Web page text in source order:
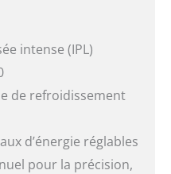
intense (IPL)
de refroidissement
d’énergie réglables
pour la précision,